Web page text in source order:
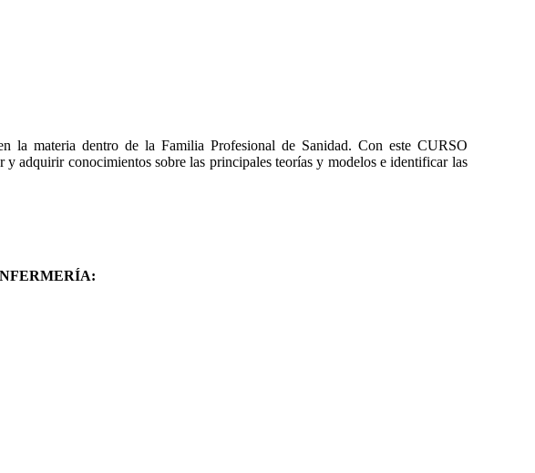
materia dentro de la Familia Profesional de Sanidad. Con este CURSO
conocimientos sobre las principales teorías y modelos e identificar las